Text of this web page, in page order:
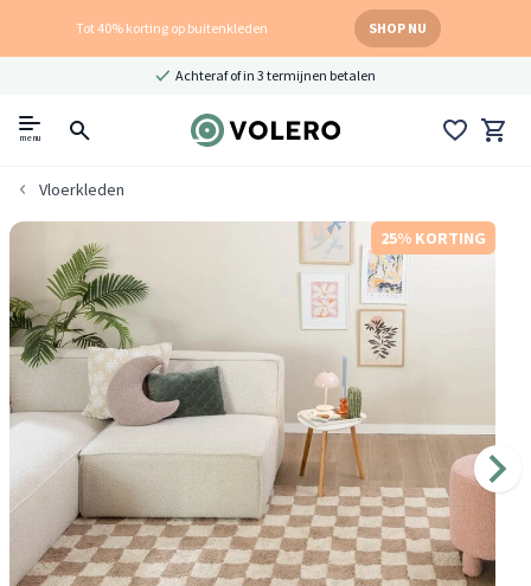
Tot 40% korting op buitenkleden SHOP NU
Achteraf of in 3 termijnen betalen
menu
Vloerkleden
25% KORTING